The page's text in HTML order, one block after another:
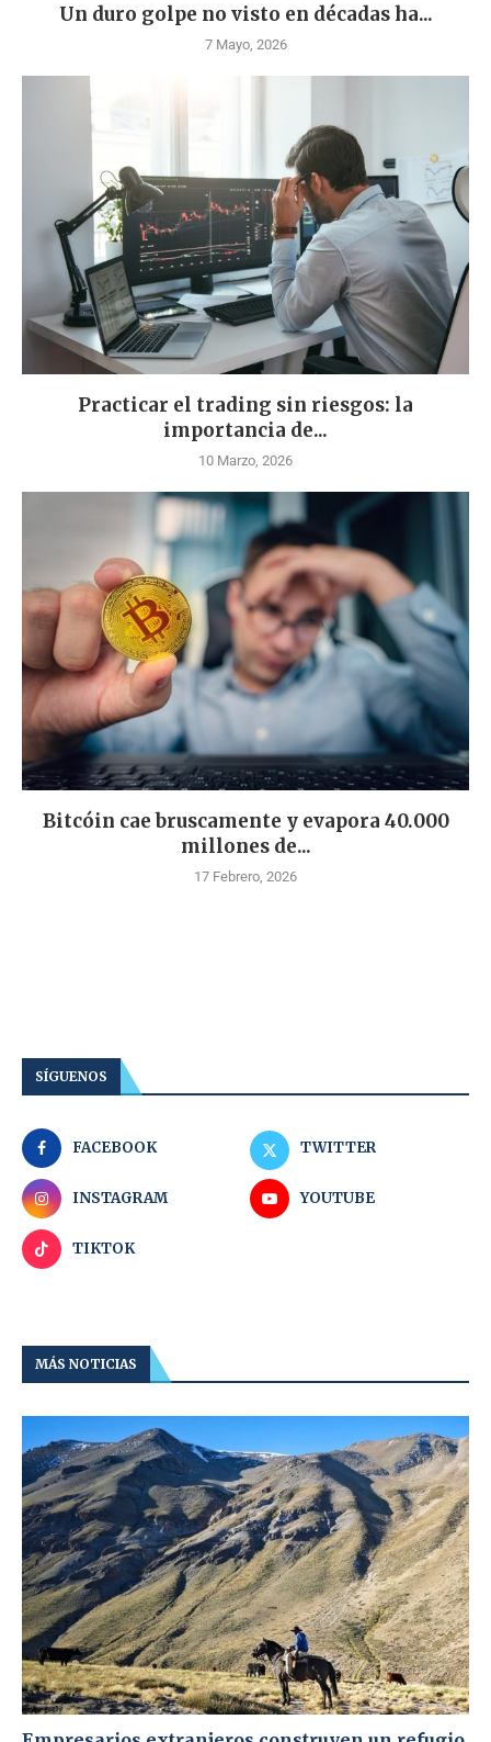
Un duro golpe no visto en décadas ha...
7 Mayo, 2026
Practicar el trading sin riesgos: la
importancia de...
10 Marzo, 2026
Bitcóin cae bruscamente y evapora 40.000
millones de...
17 Febrero, 2026
SÍGUENOS
FACEBOOK TWITTER
INSTAGRAM YOUTUBE
TIKTOK
MÁS NOTICIAS